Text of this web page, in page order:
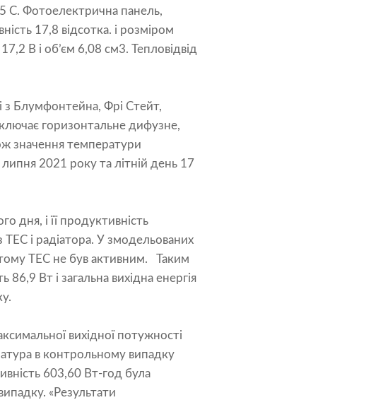
C. Фотоелектрична панель,
17,8 відсотка. і розміром
В і об’єм 6,08 см3. Тепловідвід
з Блумфонтейна, Фрі Стейт,
горизонтальне дифузне,
значення температури
2021 року та літній день 17
дня, і її продуктивність
ТЕС і радіатора. У змодельованих
TEC не був активним. Таким
Вт і загальна вихідна енергія
вихідної потужності
в контрольному випадку
603,60 Вт-год була
«Результати